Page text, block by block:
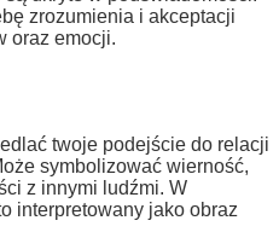
zrozumienia i akceptacji
oraz emocji.
twoje podejście do relacji
symbolizować wierność,
z innymi ludźmi. W
interpretowany jako obraz